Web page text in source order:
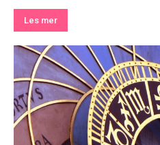
Les mer